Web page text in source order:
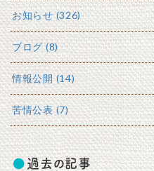
お知らせ (326)
ブログ (8)
情報公開 (14)
苦情公表 (7)
過去の記事